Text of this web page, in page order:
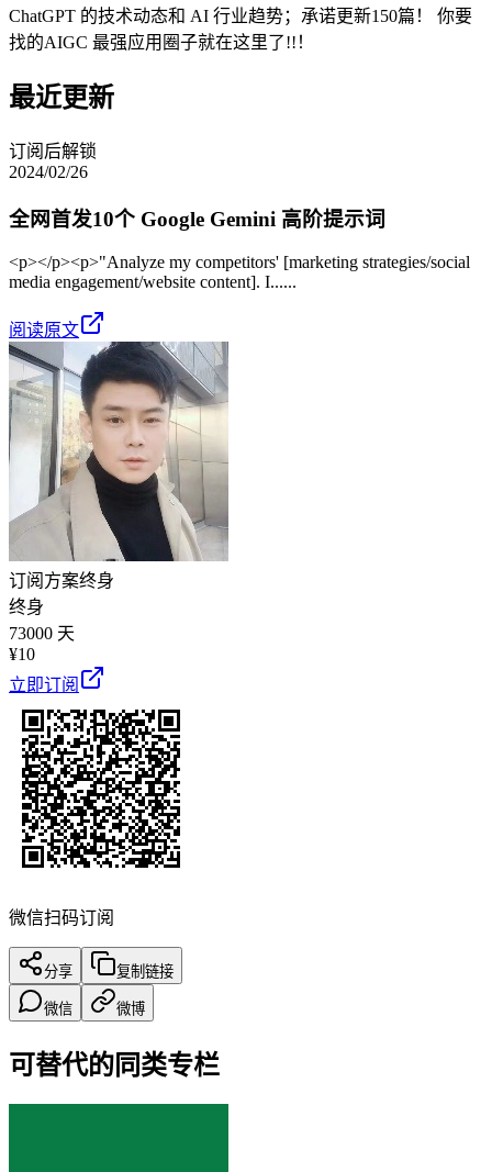
ChatGPT 的技术动态和 AI 行业趋势；承诺更新150篇！ 你要
找的AIGC 最强应用圈子就在这里了!!！
最近更新
订阅后解锁
2024/02/26
全网首发10个 Google Gemini 高阶提示词
<p></p><p>"Analyze my competitors' [marketing strategies/social
media engagement/website content]. I......
阅读原文
订阅方案终身
终身
73000 天
¥10
立即订阅
微信扫码订阅
分享 复制链接
微信 微博
可替代的同类专栏